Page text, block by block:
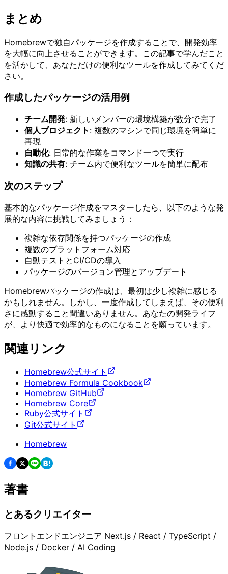
まとめ
Homebrewで独自パッケージを作成することで、開発効率
を大幅に向上させることができます。この記事で学んだこと
を活かして、あなただけの便利なツールを作成してみてくだ
さい。
作成したパッケージの活用例
チーム開発: 新しいメンバーの環境構築が数分で完了
個人プロジェクト : 複数のマシンで同じ環境を簡単に
再現
自動化: 日常的な作業をコマンド一つで実行
知識の共有: チーム内で便利なツールを簡単に配布
次のステップ
基本的なパッケージ作成をマスターしたら、以下のような発
展的な内容に挑戦してみましょう：
複雑な依存関係を持つパッケージの作成
複数のプラットフォーム対応
自動テストとCI/CDの導入
パッケージのバージョン管理とアップデート
Homebrewパッケージの作成は、最初は少し複雑に感じる
かもしれません。しかし、一度作成してしまえば、その便利
さに感動すること間違いありません。あなたの開発ライフ
が、より快適で効率的なものになることを願っています。
関連リンク
Homebrew公式サイト
Homebrew Formula Cookbook
Homebrew GitHub
Homebrew Core
Ruby公式サイト
Git公式サイト
Homebrew
著書
とあるクリエイター
フロントエンドエンジニア Next.js / React / TypeScript /
Node.js / Docker / AI Coding